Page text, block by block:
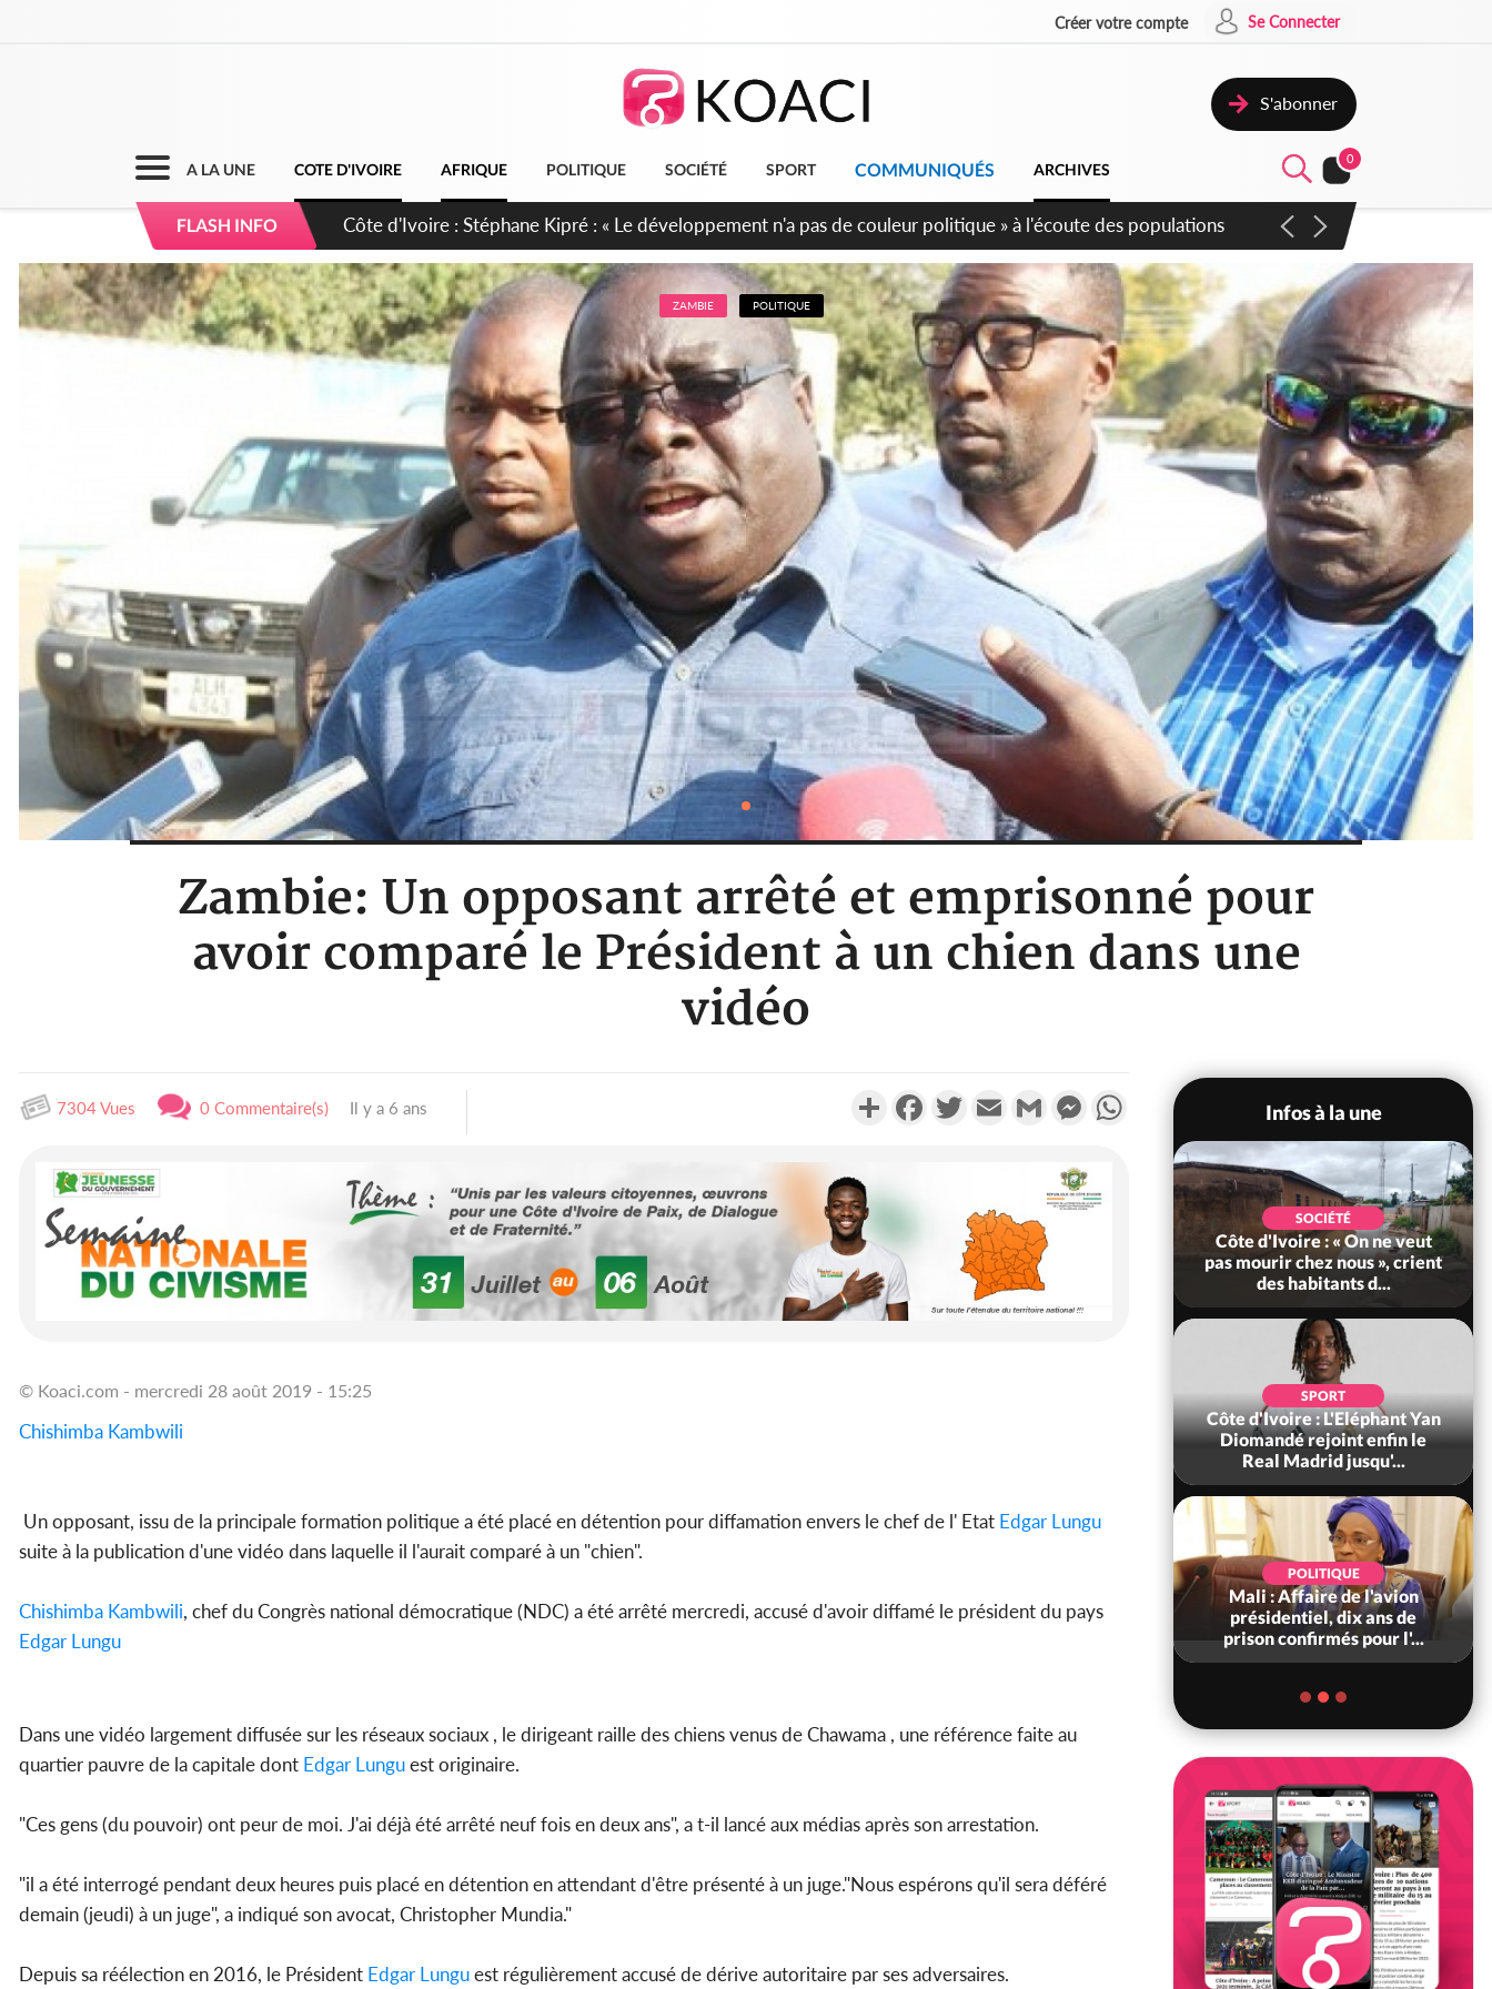
Créer votre compte Se Connecter
S'abonner
A LA UNE COTE D'IVOIRE AFRIQUE POLITIQUE SOCIÉTÉ SPORT COMMUNIQUÉS ARCHIVES
0
FLASH INFO Mali : Les FAMa accueillent 254 anciens combattants issus de groupes armés
ZAMBIE POLITIQUE
Zambie: Un opposant arrêté et emprisonné pour
avoir comparé le Président à un chien dans une
vidéo
7304 Vues 0 Commentaire(s) Il y a 6 ans PartagerFacebookTwitterEmail Gmail MessengerWhatsApp
© Koaci.com - mercredi 28 août 2019 - 15:25
Chishimba Kambwili
Un opposant, issu de la principale formation politique a été placé en détention pour diffamation envers le chef de l' Etat Edgar Lungu
suite à la publication d'une vidéo dans laquelle il l'aurait comparé à un "chien".
Chishimba Kambwili, chef du Congrès national démocratique (NDC) a été arrêté mercredi, accusé d'avoir diffamé le président du pays
Edgar Lungu
Dans une vidéo largement diffusée sur les réseaux sociaux , le dirigeant raille des chiens venus de Chawama , une référence faite au
quartier pauvre de la capitale dont Edgar Lunguest originaire.
"Ces gens (du pouvoir) ont peur de moi. J'ai déjà été arrêté neuf fois en deux ans", a t-il lancé aux médias après son arrestation.
"il a été interrogé pendant deux heures puis placé en détention en attendant d'être présenté à un juge."Nous espérons qu'il sera déféré
demain (jeudi) à un juge", a indiqué son avocat, Christopher Mundia."
Depuis sa réélection en 2016, le Président Edgar Lunguest régulièrement accusé de dérive autoritaire par ses adversaires.
Infos à la une
POLITIQUE
Côte d'Ivoire : Décrispation ?
Mamadou Traoré ex
conseiller de Soro a recou...
tragiques à Kossandji (Mé)
SOCIÉTÉ
Côte d'Ivoire : « On ne veut
pas mourir chez nous », crient
des habitants d...
SPORT
Côte d'Ivoire : L'Eléphant Yan
Diomandé rejoint enfin le
Real Madrid jusqu'...
POLITIQUE
Mali : Affaire de l'avion
présidentiel, dix ans de
prison confirmés pour l'...